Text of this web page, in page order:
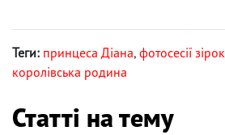
Теги: принцеса Діана, фотосесії зірок
королівська родина
Статті на тему